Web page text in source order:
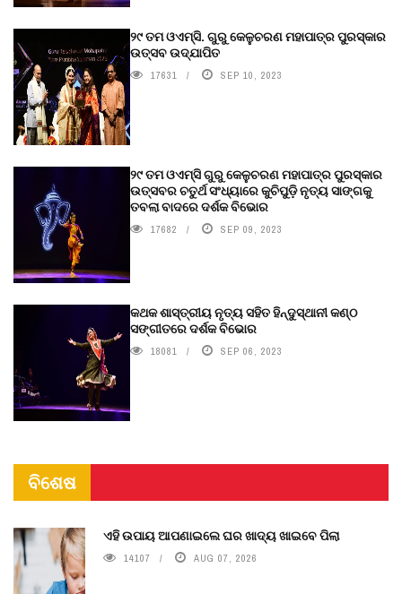
୨୯ ତମ ଓଏମ୍‌ସି. ଗୁରୁ କେଳୁଚରଣ ମହାପାତ୍ର ପୁରସ୍କାର
ଉତ୍ସବ ଉଦ୍‍ଯାପିତ
17631 SEP 10, 2023
୨୯ ତମ ଓଏମ୍‌ସି ଗୁରୁ କେଳୁଚରଣ ମହାପାତ୍ର ପୁରସ୍କାର
ଉତ୍ସବର ଚତୁର୍ଥ ସଂଧ୍ୟାରେ କୁଚିପୁଡ଼ି ନୃତ୍ୟ ସାଙ୍ଗକୁ
ତବଲା ବାଦରେ ଦର୍ଶକ ବିଭୋର
17682 SEP 09, 2023
କଥକ ଶାସ୍ତ୍ରୀୟ ନୃତ୍ୟ ସହିତ ହିନ୍ଦୁସ୍ଥାନୀ କଣ୍ଠ
ସଙ୍ଗୀତରେ ଦର୍ଶକ ବିଭୋର
18081 SEP 06, 2023
ବିଶେଷ
ଏହି ଉପାୟ ଆପଣାଇଲେ ଘର ଖାଦ୍ୟ ଖାଇବେ ପିଲା
14107 AUG 07, 2026